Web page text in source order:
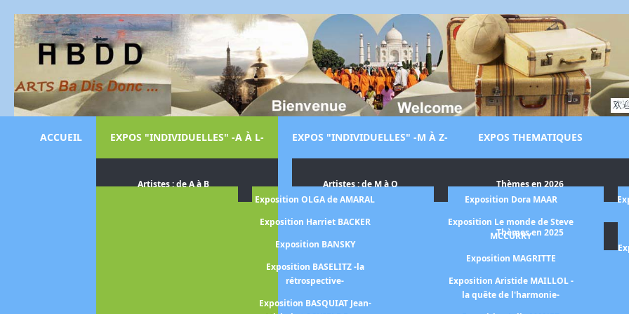
ACCUEIL EXPOS "INDIVIDUELLES" -A À L-
Artistes : de A à B
Exposition OLGA de AMARAL
Exposition Harriet BACKER
Exposition BANSKY
Exposition BASELITZ -la
rétrospective-
Exposition BASQUIAT Jean-
EXPOS "INDIVIDUELLES" -M À Z-
Artistes : de M à O
Exposition Dora MAAR
Exposition Le monde de Steve
MCCURRY
Exposition MAGRITTE
Exposition Aristide MAILLOL -
la quête de l'harmonie-
EXPOS THEMATIQUES
Thèmes en 2026
Thèmes en 2025